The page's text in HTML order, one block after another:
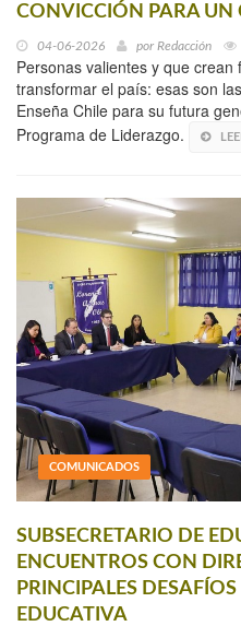
CONVICCIÓN PARA UN
04-06-2026 por Redacción
Personas valientes y que
transformar el país: esas son
Enseña Chile para su futura
Programa de Liderazgo.
COMUNICADOS
SUBSECRETARIO DE
ENCUENTROS CON
PRINCIPALES
EDUCATIVA